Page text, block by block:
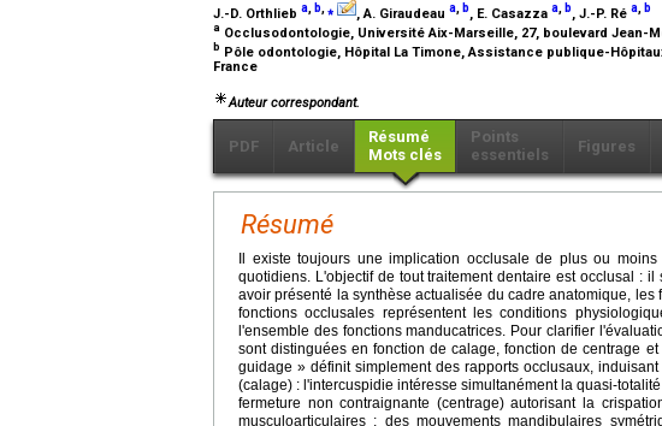
J.-D. Orthlieb a, b,⁎ , A. Giraudeau a, b, E. Casazza a, b, J.-P. Ré a, b
a Occlusodontologie, Université Aix-Marseille, 27, boulevard Jean-
b Pôle odontologie, Hôpital La Timone, Assistance publique-
France
Auteur correspondant.
PDF Article
Résumé
Mots clés
Points
essentiels
Figures
Résumé
Il existe toujours une implication occlusale de plus ou
quotidiens. L'objectif de tout traitement dentaire est occlusal :
avoir présenté la synthèse actualisée du cadre anatomique,
fonctions occlusales représentent les conditions
l'ensemble des fonctions manducatrices. Pour clarifier
sont distinguées en fonction de calage, fonction de centrage
guidage » définit simplement des rapports occlusaux,
(calage) : l'intercuspidie intéresse simultanément la quasi-
fermeture non contraignante (centrage) autorisant la
musculoarticulaires ; des mouvements mandibulaires